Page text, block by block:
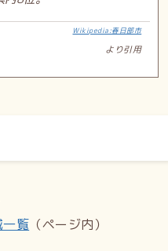
Wikipedia:春日部市
より引用
一覧 （ページ内）